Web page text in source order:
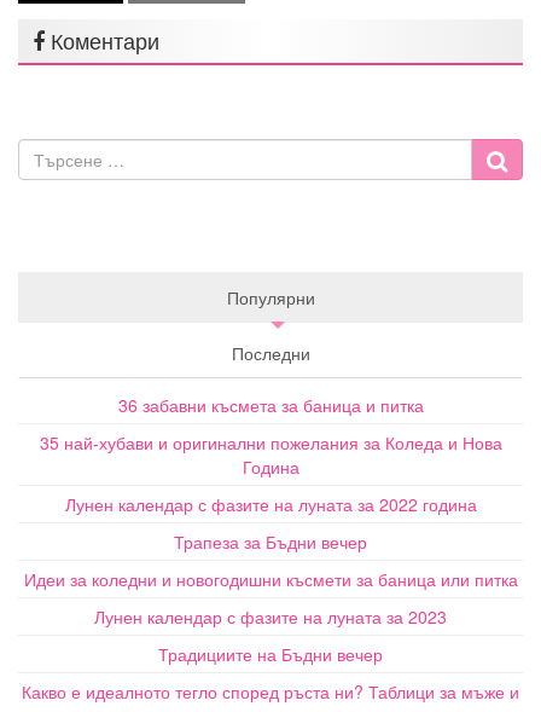
Коментари
Популярни
Последни
36 забавни късмета за баница и питка
35 най-хубави и оригинални пожелания за Коледа и Нова
Година
Лунен календар с фазите на луната за 2022 година
Трапеза за Бъдни вечер
Идеи за коледни и новогодишни късмети за баница или питка
Лунен календар с фазите на луната за 2023
Традициите на Бъдни вечер
Какво е идеалното тегло според ръста ни? Таблици за мъже и